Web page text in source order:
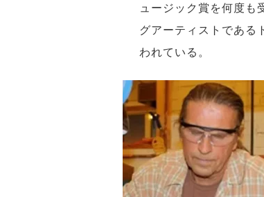
ュージック賞を何度も
グアーティストである
われている。